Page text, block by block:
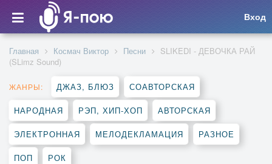
Вход
Главная Космач Виктор Песни
SLIKEDI - ДЕВОЧКА РАЙ
(SLimz Sound)
ЖАНРЫ: ДЖАЗ, БЛЮЗ СОАВТОРСКАЯ
НАРОДНАЯ РЭП, ХИП-ХОП АВТОРСКАЯ
ЭЛЕКТРОННАЯ МЕЛОДЕКЛАМАЦИЯ РАЗНОЕ
ПОП РОК